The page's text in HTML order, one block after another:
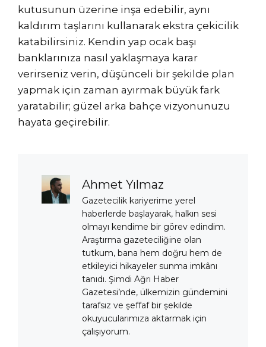
kutusunun üzerine inşa edebilir, aynı
kaldırım taşlarını kullanarak ekstra çekicilik
katabilirsiniz. Kendin yap ocak başı
banklarınıza nasıl yaklaşmaya karar
verirseniz verin, düşünceli bir şekilde plan
yapmak için zaman ayırmak büyük fark
yaratabilir; güzel arka bahçe vizyonunuzu
hayata geçirebilir.
Ahmet Yılmaz
Gazetecilik kariyerime yerel
haberlerde başlayarak, halkın sesi
olmayı kendime bir görev edindim.
Araştırma gazeteciliğine olan
tutkum, bana hem doğru hem de
etkileyici hikayeler sunma imkânı
tanıdı. Şimdi Ağrı Haber
Gazetesi’nde, ülkemizin gündemini
tarafsız ve şeffaf bir şekilde
okuyucularımıza aktarmak için
çalışıyorum.